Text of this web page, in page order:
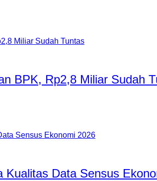
BPK, Rp2,8 Miliar Sudah
Data Sensus